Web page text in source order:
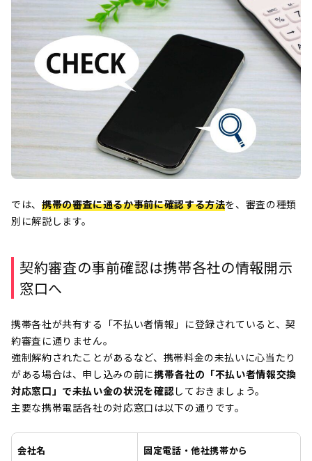
では、 携帯の審査に通るか事前に確認する方法を、審査の種類
別に解説します。
契約審査の事前確認は携帯各社の情報開示
窓口へ
携帯各社が共有する「不払い者情報」に登録されていると、契
約審査に通りません。
強制解約されたことがあるなど、携帯料金の未払いに心当たり
がある場合は、申し込みの前に携帯各社の「不払い者情報交換
対応窓口」で未払い金の状況を確認 しておきましょう。
主要な携帯電話各社の対応窓口は以下の通りです。
会社名 固定電話・他社携帯から